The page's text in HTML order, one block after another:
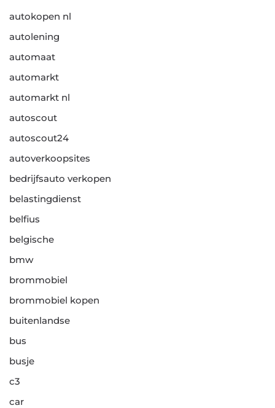
autokopen nl
autolening
automaat
automarkt
automarkt nl
autoscout
autoscout24
autoverkoopsites
bedrijfsauto verkopen
belastingdienst
belfius
belgische
bmw
brommobiel
brommobiel kopen
buitenlandse
bus
busje
c3
car